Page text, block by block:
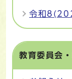
令和
教育委員会